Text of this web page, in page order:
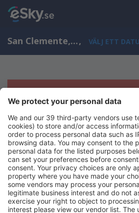
San Clemente, Emilia-Romagna, Italien, VÄLJ ETT
Tyvärr, inga resultat för
Försök att söka med andra kriterier
Copyright © eSky.se. Alla rättigheter